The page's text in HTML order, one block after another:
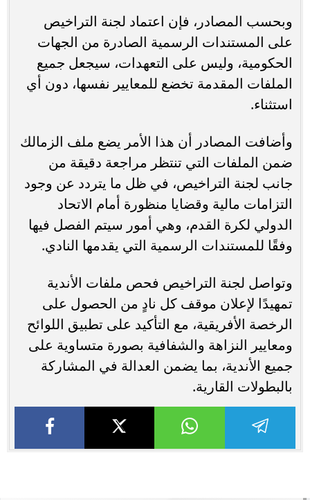
وبحسب المصادر، فإن اعتماد لجنة التراخيص
على المستندات الرسمية الصادرة من الجهات
الحكومية، وليس على التعهدات، سيجعل جميع
الملفات المقدمة تخضع للمعايير نفسها، دون أي
استثناء.
وأضافت المصادر أن هذا الأمر يضع ملف الزمالك
ضمن الملفات التي تنتظر مراجعة دقيقة من
جانب لجنة التراخيص، في ظل ما يتردد عن وجود
التزامات مالية وقضايا منظورة أمام الاتحاد
الدولي لكرة القدم، وهي أمور سيتم الفصل فيها
وفقًا للمستندات الرسمية التي يقدمها النادي.
وتواصل لجنة التراخيص فحص ملفات الأندية
تمهيدًا لإعلان موقف كل نادٍ من الحصول على
الرخصة الأفريقية، مع التأكيد على تطبيق اللوائح
ومعايير النزاهة والشفافية بصورة متساوية على
جميع الأندية، بما يضمن العدالة في المشاركة
بالبطولات القارية.